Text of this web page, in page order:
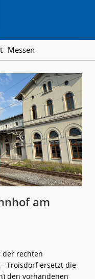
Messen
am
der rechten
Troisdorf ersetzt die
den vorhandenen